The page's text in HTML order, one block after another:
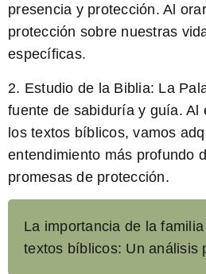
presencia y protección. Al
protección sobre nuestras
específicas.
2. Estudio de la Biblia: La
fuente de sabiduría y guía. Al
los textos bíblicos, vamos
entendimiento más profundo
promesas de protección.
La importancia de la
textos bíblicos: Un análisis